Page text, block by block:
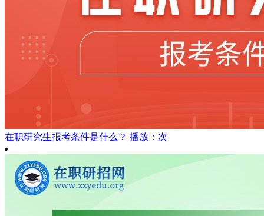
在职研究生报考条件是什么？ 播放：次